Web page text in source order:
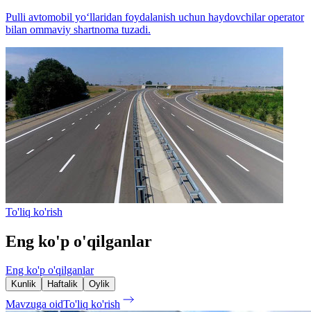
Pulli avtomobil yo‘llaridan foydalanish uchun haydovchilar operator
bilan ommaviy shartnoma tuzadi.
To'liq ko'rish
Eng ko'p o'qilganlar
Eng ko'p o'qilganlar
Kunlik Haftalik Oylik
Mavzuga oidTo'liq ko'rish